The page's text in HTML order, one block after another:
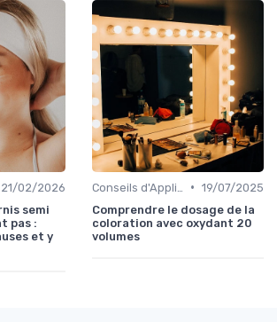
21/02/2026
semi
pas :
et y
• 19/07/2025
Comprendre le dosage de la
coloration avec oxydant 20
volumes